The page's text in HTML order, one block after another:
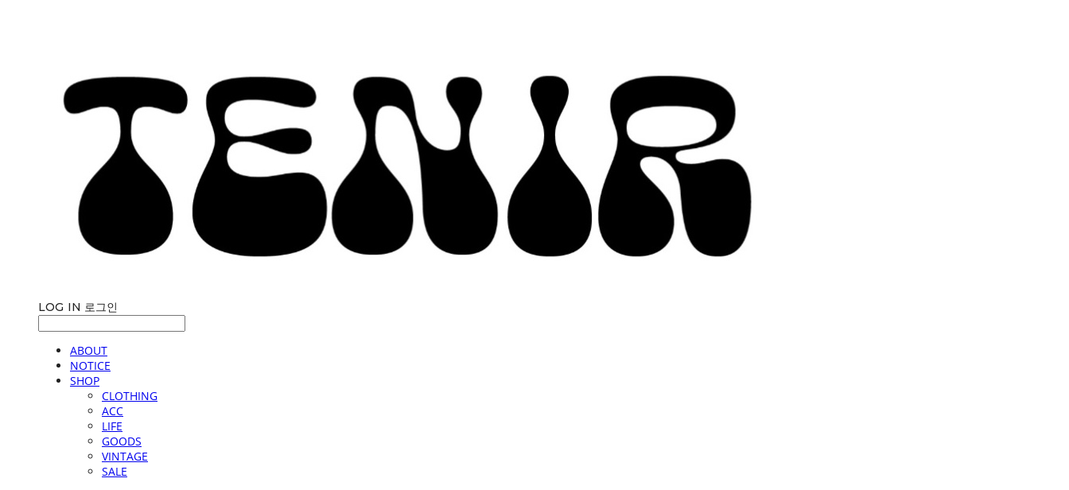
LOG IN 로그인
ABOUT
NOTICE
SHOP
CLOTHING
ACC
LIFE
GOODS
VINTAGE
SALE